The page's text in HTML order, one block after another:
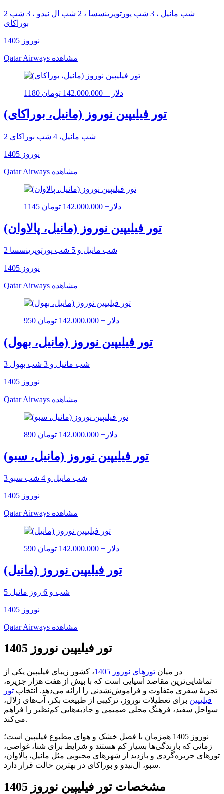
2 شب مانیل ، 3 شب پورتوپرینسسا ، 2 شب ال نیدو ، 3 شب
بوراکای
نوروز 1405
Qatar Airways مشاهده
1180 دلار + 142.000.000 تومان
تور فیلیپین نوروز (مانیل، بوراکای)
2 شب مانیل، 4 شب بوراکای
نوروز 1405
Qatar Airways مشاهده
1145 دلار+ 142.000.000 تومان
تور فیلیپین نوروز (مانیل، پالاوان)
2 شب مانیل و 5 شب ﭘﻮرﺗﻮﭘﺮﯾﻨسسا
نوروز 1405
Qatar Airways مشاهده
950 دلار + 142.000.000 تومان
تور فیلیپین نوروز (مانیل، بهول)
3 شب مانیل و 3 شب بهول
نوروز 1405
Qatar Airways مشاهده
890 دلار+ 142.000.000 تومان
تور فیلیپین نوروز (مانیل، سبو)
3 شب مانیل و 4 شب سبو
نوروز 1405
Qatar Airways مشاهده
590 دلار + 142.000.000 تومان
تور فیلیپین نوروز (مانیل)
5 شب و 6 روز مانیل
نوروز 1405
Qatar Airways مشاهده
تور فیلیپین نوروز 1405
در میان تورهای نوروز 1405
، کشور زیبای فیلیپین یکی از
تماشایی‌ترین مقاصد آسیایی است که با بیش از هفت هزار جزیره،
تجربۀ سفری متفاوت و فراموش‌نشدنی را ارائه می‌دهد. انتخاب تور
فیلیپین برای تعطیلات نوروز، ترکیبی از طبیعت بکر، آب‌های زلال،
سواحل سفید، فرهنگ محلی صمیمی و جاذبه‌هایی کم‌نظیر را فراهم
می‌کند.
نوروز 1405 همزمان با فصل خشک و هوای مطبوع فیلیپین است؛
زمانی که بارندگی‌ها بسیار کم هستند و شرایط برای شنا، غواصی،
تورهای جزیره‌گردی و بازدید از شهرهای محبوبی مثل مانیل، پالاوان،
سبو، ال‌نیدو و بوراکای در بهترین حالت قرار دارد.
مشخصات تور فیلیپین نوروز 1405